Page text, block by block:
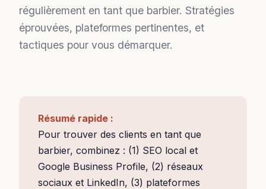
régulièrement en tant que barbier. Stratégies
éprouvées, plateformes pertinentes, et
tactiques pour vous démarquer.
Résumé rapide :
Pour trouver des clients en tant que
barbier, combinez : (1) SEO local et
Google Business Profile, (2) réseaux
sociaux et LinkedIn, (3) plateformes